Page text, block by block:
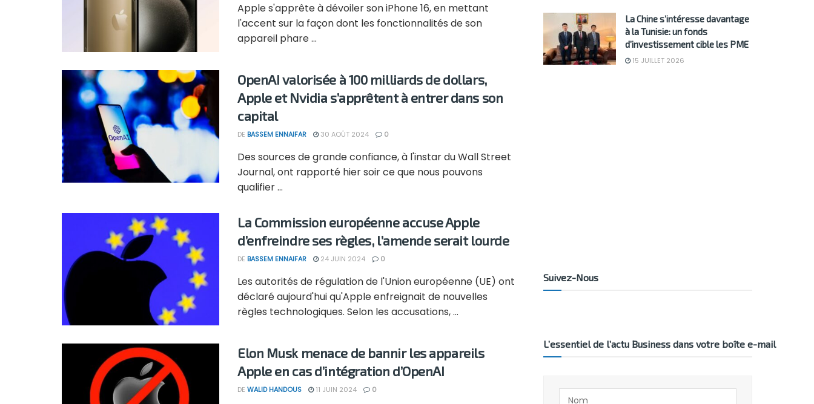
Apple s'apprête à dévoiler son iPhone 16, en mettant
l'accent sur la façon dont les fonctionnalités de son
appareil phare ...
OpenAI valorisée à 100 milliards de dollars,
Apple et Nvidia s’apprêtent à entrer dans son
capital
DE BASSEM ENNAIFAR 30 AOÛT 2024 0
Des sources de grande confiance, à l'instar du Wall Street
Journal, ont rapporté hier soir ce que nous pouvons
qualifier ...
La Commission européenne accuse Apple
d’enfreindre ses règles, l’amende serait lourde
DE BASSEM ENNAIFAR 24 JUIN 2024 0
Les autorités de régulation de l'Union européenne (UE) ont
déclaré aujourd'hui qu'Apple enfreignait de nouvelles
règles technologiques. Selon les accusations, ...
Elon Musk menace de bannir les appareils
Apple en cas d’intégration d’OpenAI
DE WALID HANDOUS 11 JUIN 2024 0
La Chine s’intéresse davantage
à la Tunisie: un fonds
d’investissement cible les PME
15 JUILLET 2026
Suivez-Nous
L’essentiel de l’actu Business dans votre boîte e-mail